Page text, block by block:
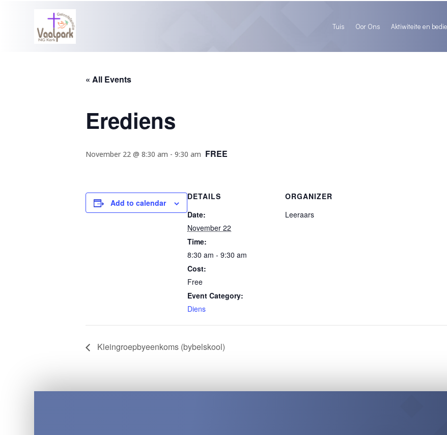
Tuis Oor Ons Aktiwiteite en
« All Events
Erediens
November 22 @ 8:30 am - 9:30 am FREE
Add to calendar
DETAILS
Date:
November 22
Time:
8:30 am - 9:30 am
Cost:
Free
Event Category:
Diens
ORGANIZER
Leeraars
Kleingroepbyeenkoms (bybelskool)